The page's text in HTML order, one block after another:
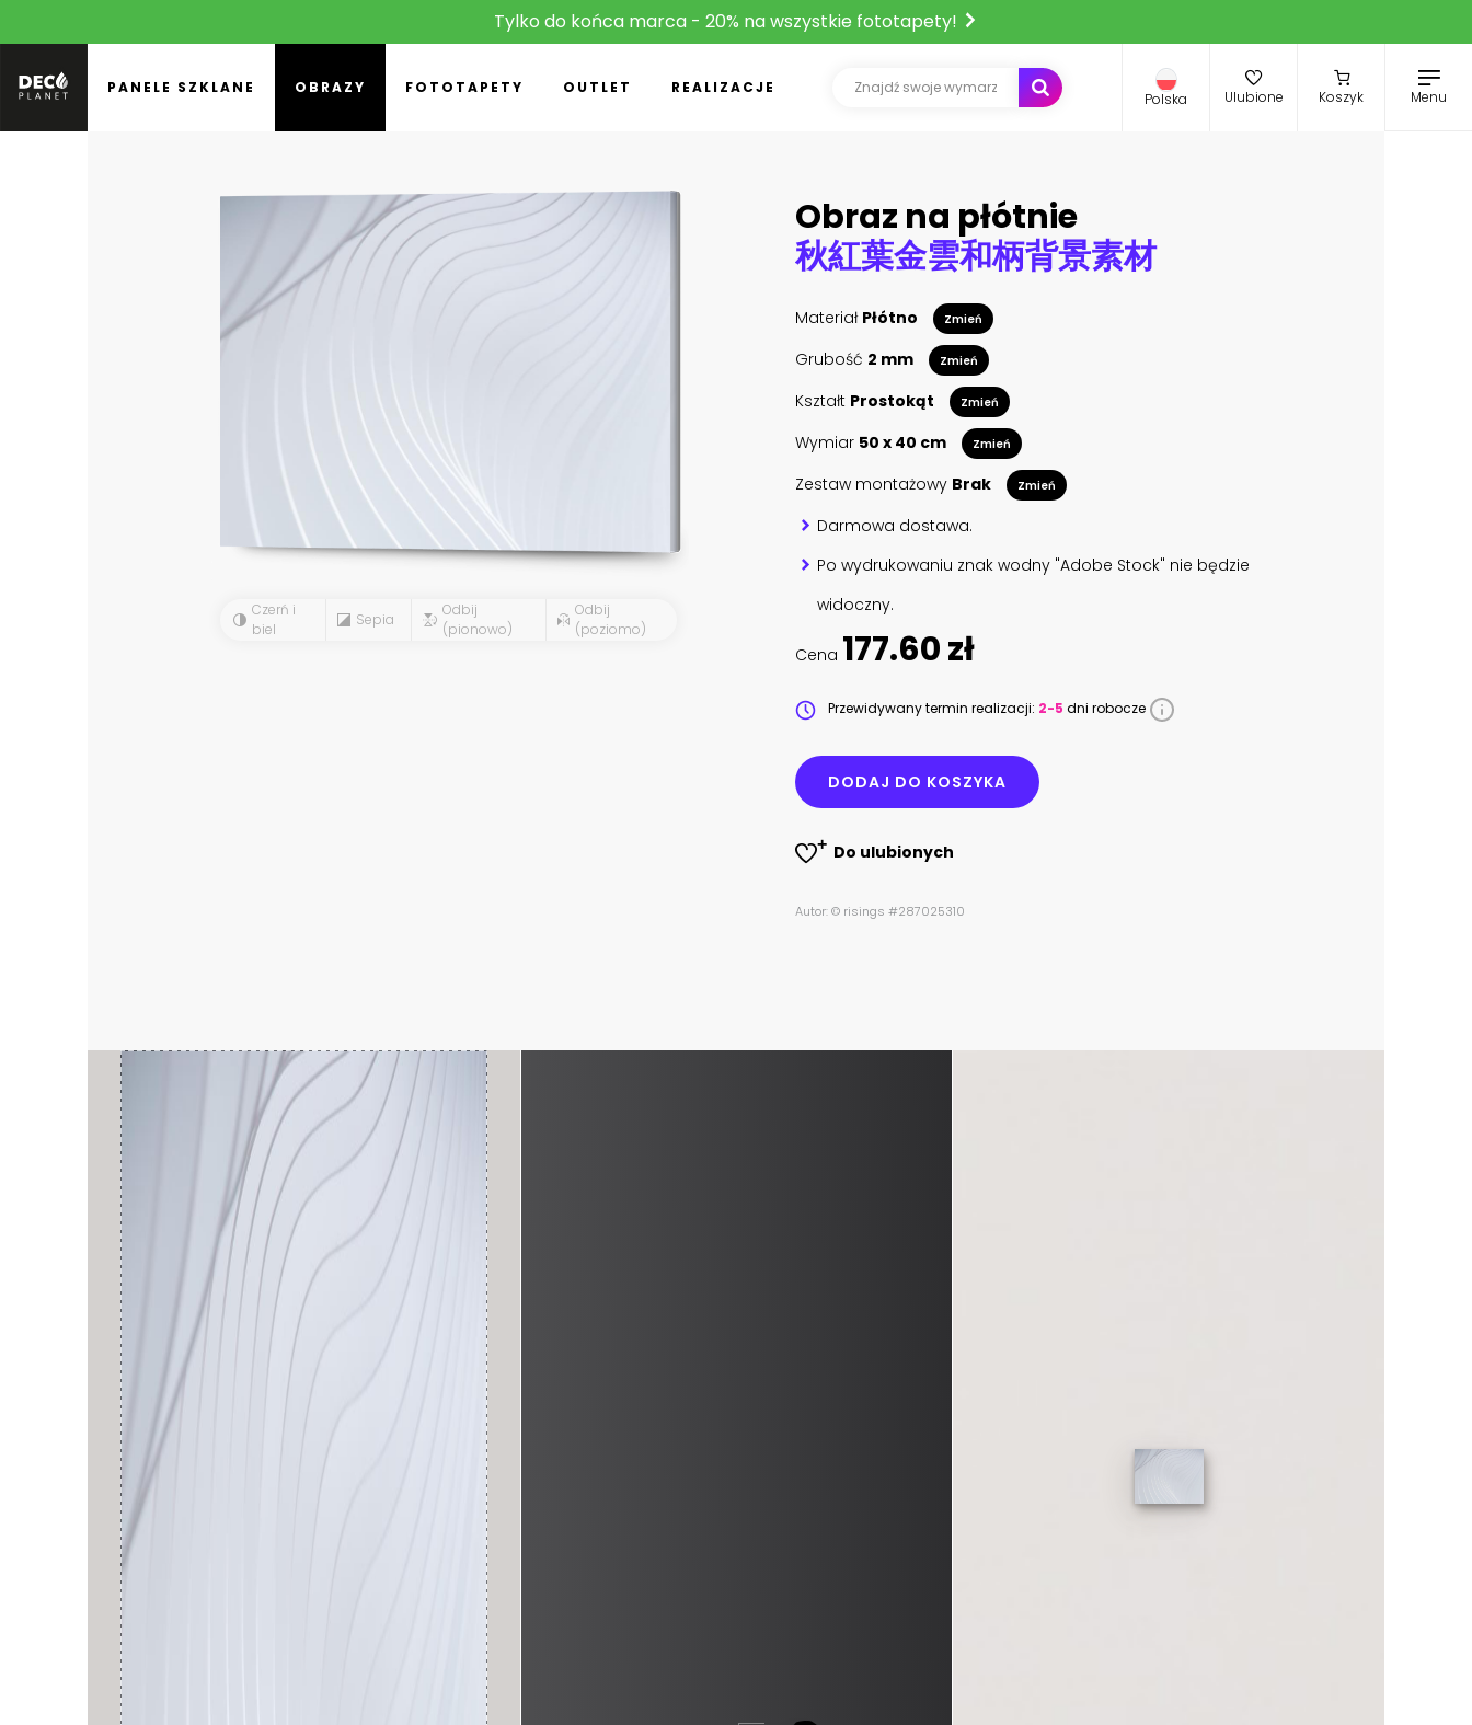
Tylko do końca marca - 20% na wszystkie fototapety!
PANELE SZKLANE OBRAZY FOTOTAPETY OUTLET REALIZACJE
Polska Ulubione Koszyk Menu
Czerń i
biel
Sepia
Odbij
(pionowo)
Odbij
(poziomo)
Obraz na płótnie
秋紅葉金雲和柄背景素材
Materiał Płótno Zmień
Grubość 2 mm Zmień
Kształt Prostokąt Zmień
Wymiar 50 x 40 cm Zmień
Zestaw montażowy Brak Zmień
Darmowa dostawa.
Po wydrukowaniu znak wodny "Adobe Stock" nie będzie
widoczny.
Cena 177.60 zł
Przewidywany termin realizacji: 2-5 dni robocze
DODAJ DO KOSZYKA
Do ulubionych
Autor: © risings #287025310